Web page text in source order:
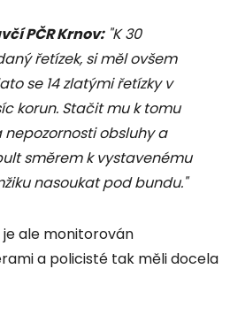
PČR Krnov:"K 30
řetízek, si měl ovšem
se 14 zlatými řetízky v
korun. Stačit mu k tomu
obsluhy a
směrem k vystavenému
nasoukat pod bundu."
ale monitorován
a policisté tak měli docela